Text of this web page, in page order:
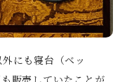
にも寝台（ベッ
販売していたことが